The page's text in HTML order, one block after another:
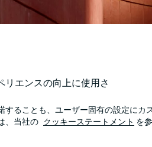
リエンスの向上に使用さ
することも、ユーザー固有の設定にカ
、当社の クッキーステートメント を